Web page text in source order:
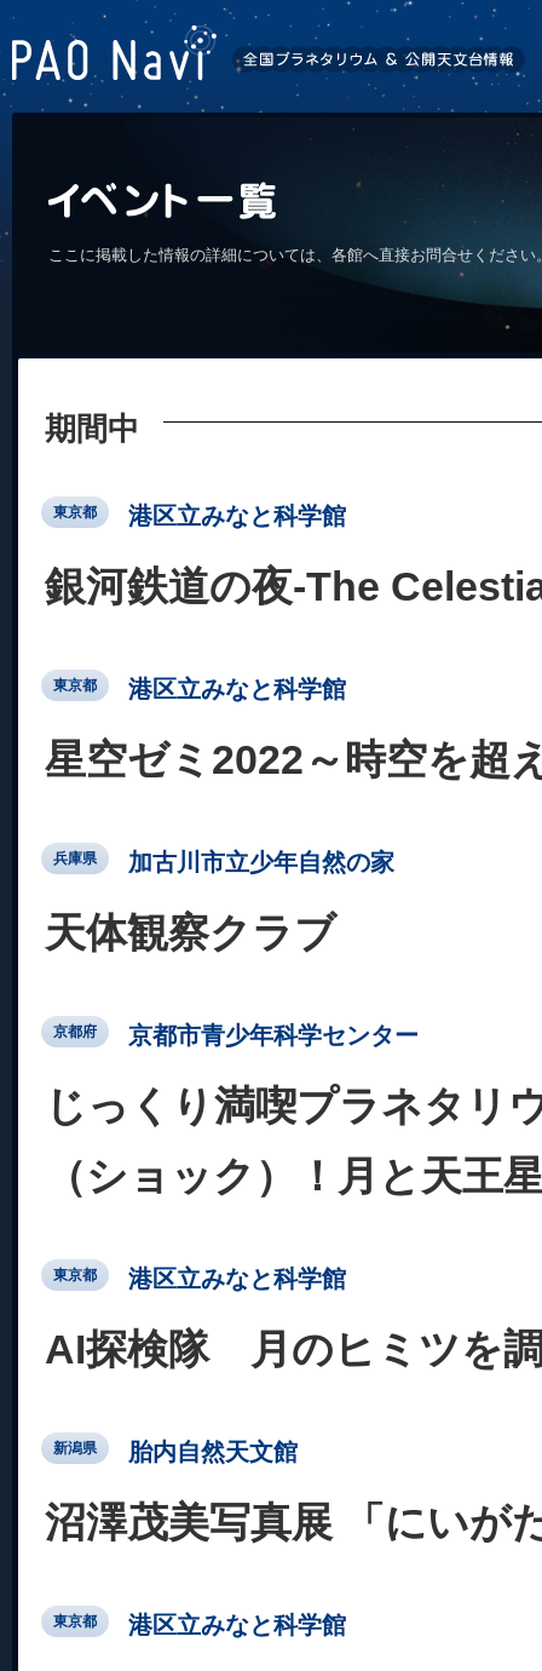
ここに掲載した情報の詳細については、各館へ直接お問合せくださ
期間中
東京都 港区立みなと科学館
銀河鉄道の夜-The
東京都 港区立みなと科学館
星空ゼミ2022～時空を超
兵庫県 加古川市立少年自然の家
天体観察クラブ
京都府 京都市青少年科学センター
じっくり満喫プラネタリ
（ショック）！月と天王
東京都 港区立みなと科学館
AI探検隊 月のヒミツを
新潟県 胎内自然天文館
沼澤茂美写真展 「にいが
東京都 港区立みなと科学館